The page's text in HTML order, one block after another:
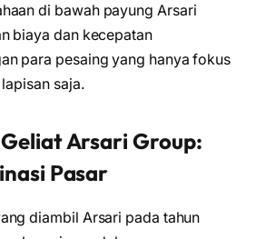
di bawah payung Arsari
biaya dan kecepatan
para pesaing yang hanya fokus
saja.
Arsari Group:
Pasar
diambil Arsari pada tahun